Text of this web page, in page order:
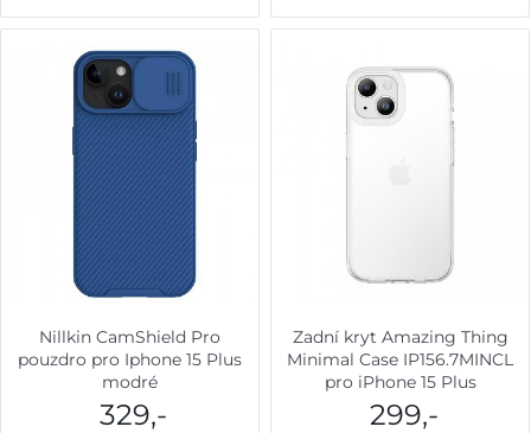
Nillkin CamShield Pro
pouzdro pro Iphone 15 Plus
modré
329,-
Zadní kryt Amazing Thing
Minimal Case IP156.7MINCL
pro iPhone 15 Plus
transparentní
299,-